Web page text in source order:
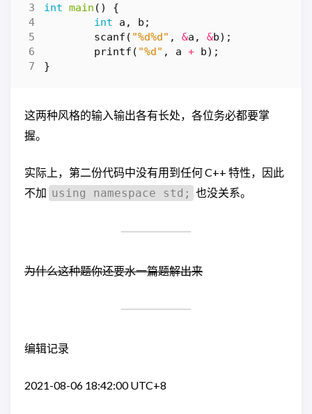
int main ()
{
int
a , b ;
scanf ( "%d%d" , &a , &b);
printf ( "%d" , a + b);
}
这两种风格的输入输出各有长处，各位务必都要掌
握。
实际上，第二份代码中没有用到任何 C++ 特性，因此
不加 using namespace std; 也没关系。
为什么这种题你还要水一篇题解出来
编辑记录
2021-08-06 18:42:00 UTC+8